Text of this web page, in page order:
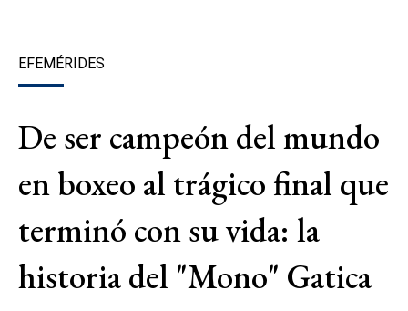
EFEMÉRIDES
De ser campeón del mundo
en boxeo al trágico final que
terminó con su vida: la
historia del "Mono" Gatica